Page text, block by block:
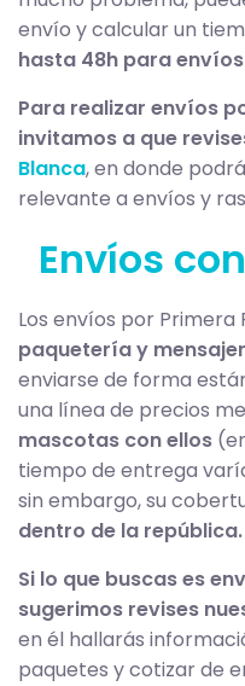
envío y calcular un
hasta 48h para
Para realizar envíos
invitamos a que
Blanca, en donde
relevante a envíos y
Envíos
Los envíos por Primera
paquetería y
enviarse de forma
una línea de precios
mascotas con ellos
tiempo de entrega
sin embargo, su
dentro de la república.
Si lo que buscas es
sugerimos revises
en él hallarás
paquetes y cotizar de